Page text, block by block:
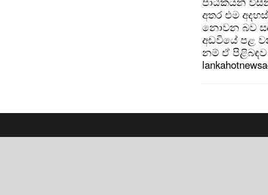
අතර එම
නොවන බව
අඩවියේ පළ
නම් ඒ පිළිබඳව